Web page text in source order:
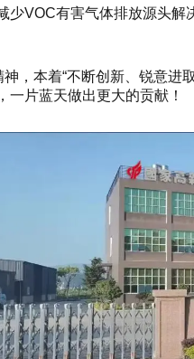
少VOC有害气体排放源头
，本着“不断创新、锐意
片蓝天做出更大的贡献！